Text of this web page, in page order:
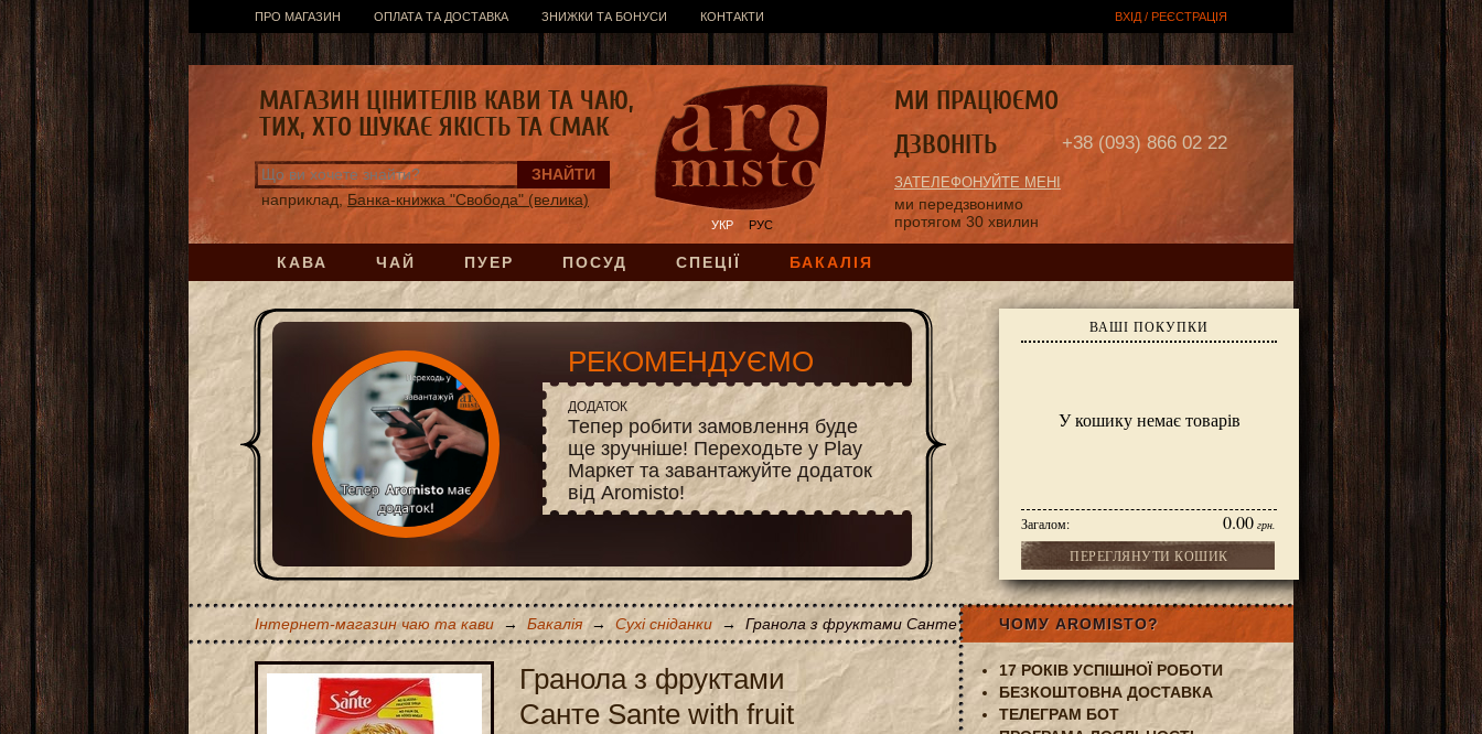
ПРО МАГАЗИН ОПЛАТА ТА ДОСТАВКА ЗНИЖКИ ТА БОНУСИ КОНТАКТИ ВХІД / РЕЄСТРАЦІЯ
КАВА ЧАЙ ПУЕР ПОСУД СПЕЦІЇ БАКАЛІЯ
УКР РУС
наприклад, Банка-книжка "Свобода" (велика)
ВАШІ ПОКУПКИ
У кошику немає товарів
Загалом: 0.00 грн.
ПЕРЕГЛЯНУТИ КОШИК
+38 (093) 866 02 22
ЗАТЕЛЕФОНУЙТЕ МЕНІ
ми передзвонимо
протягом 30 хвилин
МАГАЗИН ЦІНИТЕЛІВ КАВИ ТА ЧАЮ,
ТИХ, ХТО ШУКАЄ ЯКІСТЬ ТА СМАК
МИ ПРАЦЮЄМО
ДЗВОНІТЬ
РЕКОМЕНДУЄМО
ДОДАТОК
Тепер робити замовлення буде
ще зручніше! Переходьте у Play
Маркет та завантажуйте додаток
від Aromisto!
Інтернет-магазин чаю та кави → Бакалія → Сухі сніданки → Гранола з фруктами Санте Sante with fruit 350g
Гранола з фруктами
Санте Sante with fruit
ЧОМУ AROMISTO?
17 РОКІВ УСПІШНОЇ РОБОТИ
БЕЗКОШТОВНА ДОСТАВКА
ТЕЛЕГРАМ БОТ